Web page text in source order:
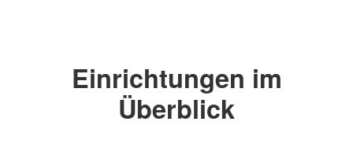
Einrichtungen im
Überblick